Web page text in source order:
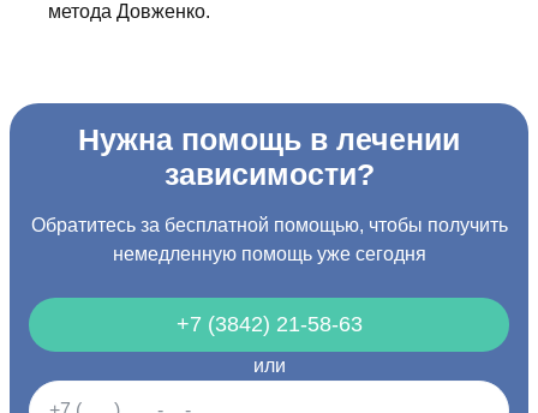
метода Довженко.
Нужна помощь в лечении
зависимости?
Обратитесь за бесплатной помощью, чтобы получить
немедленную помощь уже сегодня
+7 (3842) 21-58-63
или